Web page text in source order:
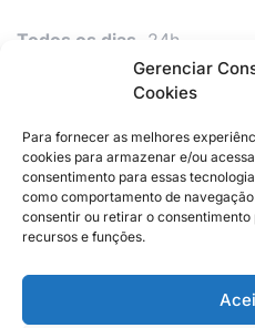
Gerenciar
Cookies
Para fornecer as melhores
cookies para armazenar e/ou
consentimento para essas
como comportamento de
consentir ou retirar o
recursos e funções.
Todos os dias, 24h.
Facebook
Instagram
TwitterYoutube
contato
Copyright © 2023 . Todos os